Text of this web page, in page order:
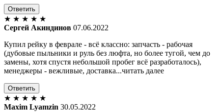
Ответить
★ ★ ★ ★ ★
Сергей Акиндинов 07.06.2022
Купил рейку в феврале - всё классно: запчасть - рабочая
(дубовые пыльники и руль без люфта, но более тугой, чем до
замены, хотя спустя небольшой пробег всё разработалось),
менеджеры - вежливые, доставка...читать далее
Ответить
★ ★ ★ ★ ★
Maxim Lyamzin 30.05.2022